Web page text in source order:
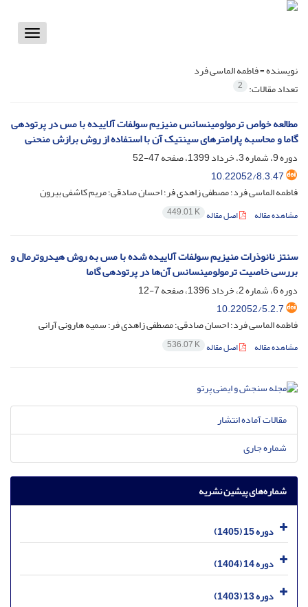
Toggle
نویسنده =فاطمه الماسی فرد
تعداد مقالات: 2
مطالعه خواص ترمولومینسانس منیزیم سولفات آلاییده با مس در پرتودهی
گاما و محاسبه پارامترهای سینتیک آن با استفاده از روش برازش منحنی
دوره 9، شماره 3، خرداد 1399، صفحه
47-52
10.22052/8.3.47
فاطمه الماسی فرد؛ مصطفی زاهدی فر؛ احسان صادقی؛ مریم کاشفی بیرون
مشاهده مقاله اصل مقاله 449.01 K
سنتز نانوذرات منیزیم سولفات آلاییده شده با مس به روش هیدروترمال و
بررسی خاصیت ترمولومینسانس آن‌ها در پرتودهی گاما
دوره 6، شماره 2، خرداد 1396، صفحه
7-12
10.22052/5.2.7
فاطمه الماسی فرد؛ احسان صادقی؛ مصطفی زاهدی فر؛ سمیه هارونی آرانی
مشاهده مقاله اصل مقاله 536.07 K
مقالات آماده انتشار
شماره جاری
شماره‌های پیشین نشریه
دوره 15 (1405)
دوره 14 (1404)
دوره 13 (1403)